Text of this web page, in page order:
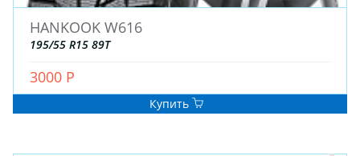
HANKOOK W616
195/55 R15 89T
3000 Р
Купить